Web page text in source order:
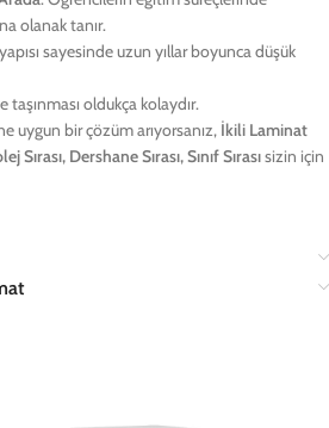
olanak tanır.
sayesinde uzun yıllar boyunca düşük
taşınması oldukça kolaydır.
uygun bir çözüm arıyorsanız, İkili Laminat
Sırası, Dershane Sırası, Sınıf Sırasısizin için